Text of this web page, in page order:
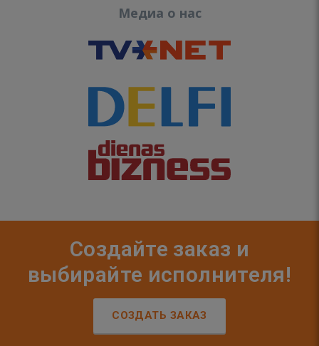
Медиа о нас
Создайте заказ и
выбирайте исполнителя!
СОЗДАТЬ ЗАКАЗ